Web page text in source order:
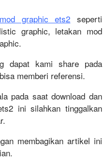
mod graphic ets2 seperti
graphic, letakan mod
dapat kami share pada
memberi referensi.
pada saat download dan
ini silahkan tinggalkan
membagikan artikel ini